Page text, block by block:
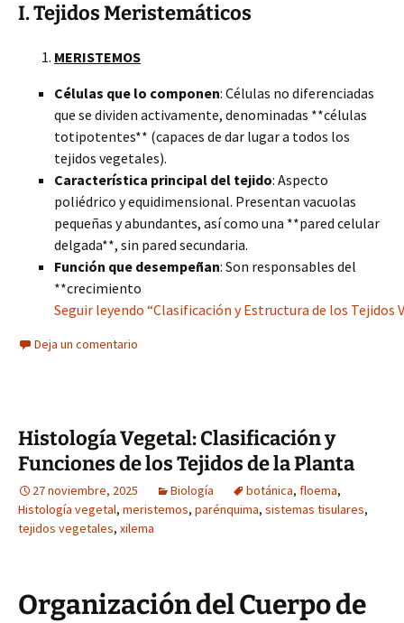
I. Tejidos Meristemáticos
MERISTEMOS
Células que lo componen: Células no diferenciadas
que se dividen activamente, denominadas **células
totipotentes** (capaces de dar lugar a todos los
tejidos vegetales).
Característica principal del tejido: Aspecto
poliédrico y equidimensional. Presentan vacuolas
pequeñas y abundantes, así como una **pared celular
delgada**, sin pared secundaria.
Función que desempeñan: Son responsables del
**crecimiento
Seguir leyendo “Clasificación y Estructura de los Tejidos
Deja un comentario
Histología Vegetal: Clasificación y
Funciones de los Tejidos de la Planta
27 noviembre, 2025 Biología botánica, floema,
Histología vegetal, meristemos, parénquima, sistemas tisulares,
tejidos vegetales, xilema
Organización del Cuerpo de